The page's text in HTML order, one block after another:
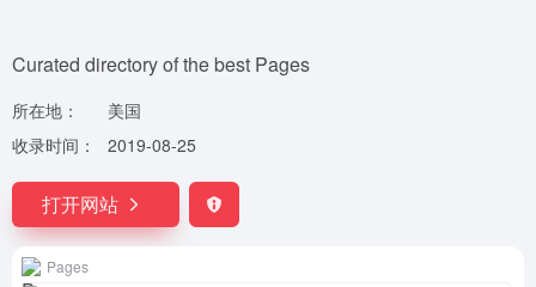
Curated directory of the best Pages
所在地：
美国
收录时间：
2019-08-25
打开网站
Pages